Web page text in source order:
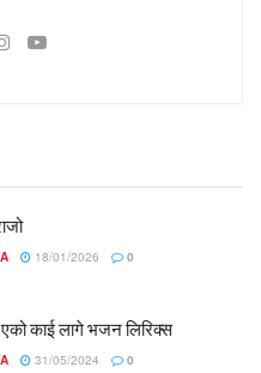
18/01/2026 0
एको काई लागे भजन लिरिक्स
31/05/2024 0